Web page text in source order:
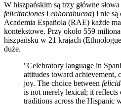
W hiszpańskim są trzy główne
felicitaciones i enhorabuena) i nie są
Academia Española (RAE) każde
kontekstowe. Przy około 559
hiszpańsku w 21 krajach
duże.
"Celebratory language in
attitudes toward achievement,
joy. The choice between
is not merely lexical; it
traditions across the Hispanic